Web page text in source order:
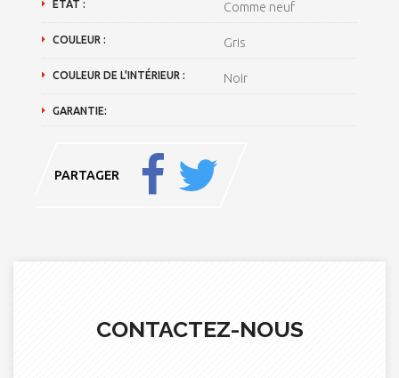
ETAT : Comme neuf
COULEUR : Gris
COULEUR DE L'INTÉRIEUR : Noir
GARANTIE:
PARTAGER
CONTACTEZ-NOUS